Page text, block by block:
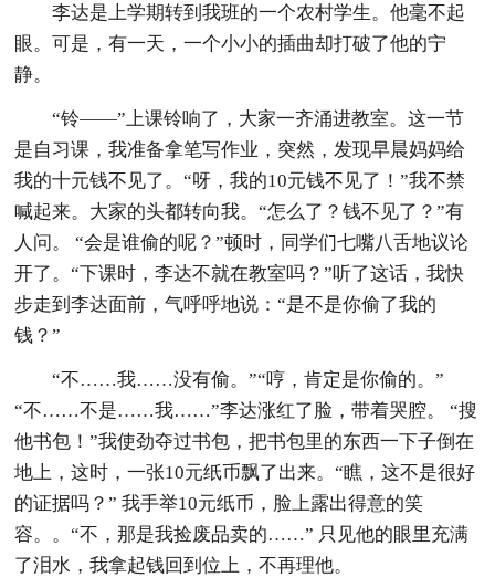
李达是上学期转到我班的一个农村学生。他毫不起
眼。可是，有一天，一个小小的插曲却打破了他的宁
静。
“铃——”上课铃响了，大家一齐涌进教室。这一节
是自习课，我准备拿笔写作业，突然，发现早晨妈妈给
我的十元钱不见了。“呀，我的10元钱不见了！”我不禁
喊起来。大家的头都转向我。“怎么了？钱不见了？”有
人问。 “会是谁偷的呢？”顿时，同学们七嘴八舌地议论
开了。“下课时，李达不就在教室吗？”听了这话，我快
步走到李达面前，气呼呼地说：“是不是你偷了我的
钱？”
“不……我……没有偷。”“哼，肯定是你偷的。”
“不……不是……我……”李达涨红了脸，带着哭腔。 “搜
他书包！”我使劲夺过书包，把书包里的东西一下子倒在
地上，这时，一张10元纸币飘了出来。“瞧，这不是很好
的证据吗？” 我手举10元纸币，脸上露出得意的笑
容。。“不，那是我捡废品卖的……” 只见他的眼里充满
了泪水，我拿起钱回到位上，不再理他。